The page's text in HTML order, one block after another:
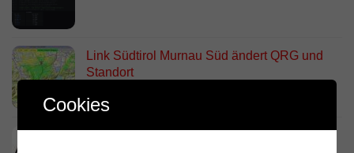
Link Südtirol Murnau Süd ändert QRG und
Standort
Cookies